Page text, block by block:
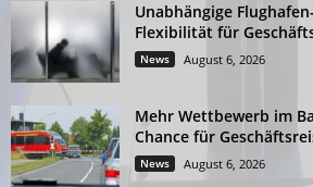
Unabhängige
Flexibilität für
News August 6, 2026
Mehr Wettbewerb im
Chance für
News August 6, 2026